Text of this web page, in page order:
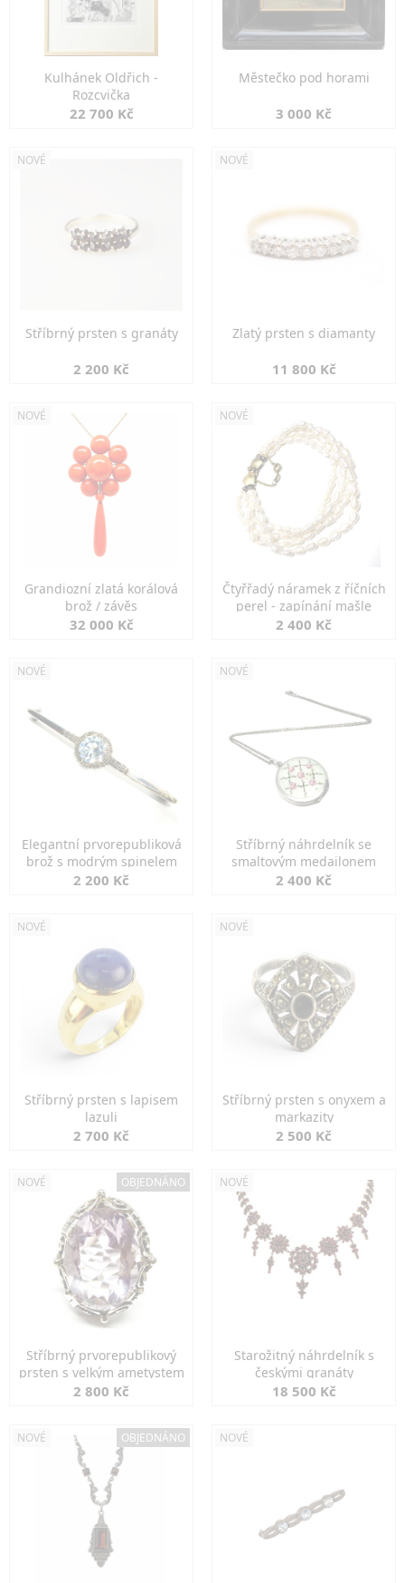
Kulhánek Oldřich -
Rozcvička
22 700 Kč
Městečko pod horami
3 000 Kč
NOVÉ
Stříbrný prsten s granáty
2 200 Kč
NOVÉ
Zlatý prsten s diamanty
11 800 Kč
NOVÉ
Grandiozní zlatá korálová
brož / závěs
32 000 Kč
NOVÉ
Čtyřřadý náramek z říčních
perel - zapínání mašle
2 400 Kč
NOVÉ
Elegantní prvorepubliková
brož s modrým spinelem
2 200 Kč
NOVÉ
Stříbrný náhrdelník se
smaltovým medailonem
2 400 Kč
NOVÉ
Stříbrný prsten s lapisem
lazuli
2 700 Kč
NOVÉ
Stříbrný prsten s onyxem a
markazity
2 500 Kč
NOVÉ OBJEDNÁNO
Stříbrný prvorepublikový
prsten s velkým ametystem
2 800 Kč
NOVÉ
Starožitný náhrdelník s
českými granáty
18 500 Kč
NOVÉ OBJEDNÁNO NOVÉ